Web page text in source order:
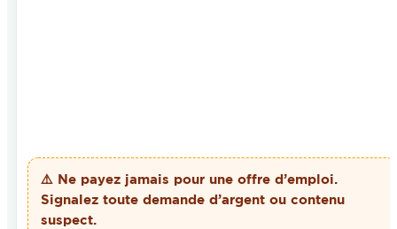
⚠️ Ne payez jamais pour une offre d’emploi.
Signalez toute demande d’argent ou contenu
suspect.